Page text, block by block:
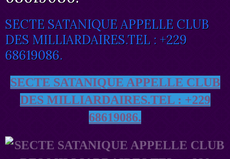
SECTE SATANIQUE APPELLE CLUB
DES MILLIARDAIRES.TEL : +229
68619086.
SECTE SATANIQUE APPELLE CLUB
DES MILLIARDAIRES.TEL : +229
68619086.